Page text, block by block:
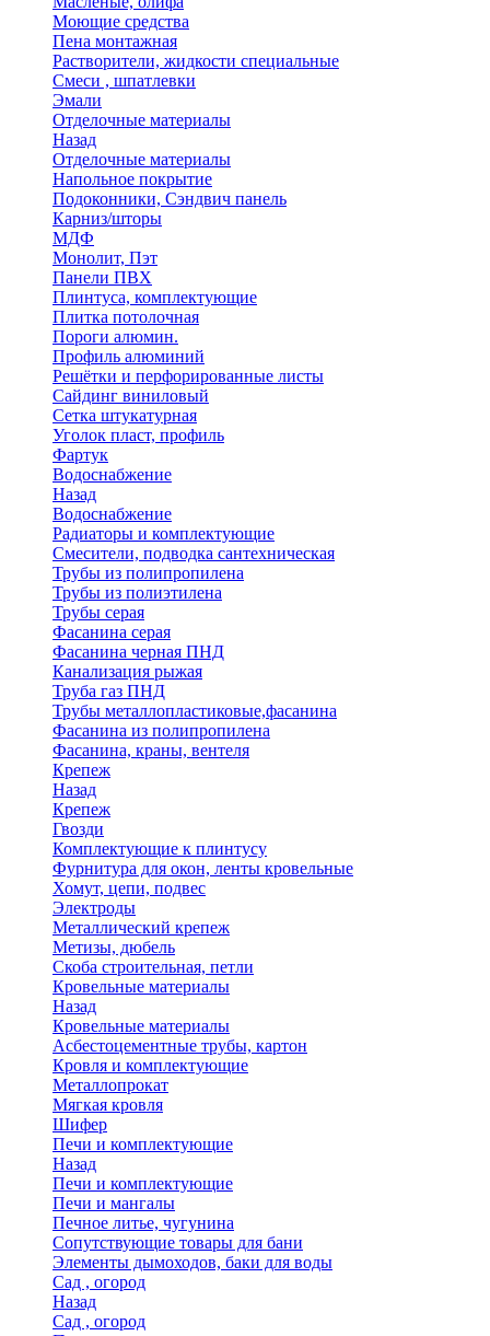
Моющие средства
Пена монтажная
Растворители, жидкости специальные
Смеси , шпатлевки
Эмали
Отделочные материалы
Назад
Отделочные материалы
Напольное покрытие
Подоконники, Сэндвич панель
Карниз/шторы
МДФ
Монолит, Пэт
Панели ПВХ
Плинтуса, комплектующие
Плитка потолочная
Пороги алюмин.
Профиль алюминий
Решётки и перфорированные листы
Сайдинг виниловый
Сетка штукатурная
Уголок пласт, профиль
Фартук
Водоснабжение
Назад
Водоснабжение
Радиаторы и комплектующие
Смесители, подводка сантехническая
Трубы из полипропилена
Трубы из полиэтилена
Трубы серая
Фасанина серая
Фасанина черная ПНД
Канализация рыжая
Труба газ ПНД
Трубы металлопластиковые,фасанина
Фасанина из полипропилена
Фасанина, краны, вентеля
Крепеж
Назад
Крепеж
Гвозди
Комплектующие к плинтусу
Фурнитура для окон, ленты кровельные
Хомут, цепи, подвес
Электроды
Металлический крепеж
Метизы, дюбель
Скоба строительная, петли
Кровельные материалы
Назад
Кровельные материалы
Асбестоцементные трубы, картон
Кровля и комплектующие
Металлопрокат
Мягкая кровля
Шифер
Печи и комплектующие
Назад
Печи и комплектующие
Печи и мангалы
Печное литье, чугунина
Сопутствующие товары для бани
Элементы дымоходов, баки для воды
Сад , огород
Назад
Сад , огород